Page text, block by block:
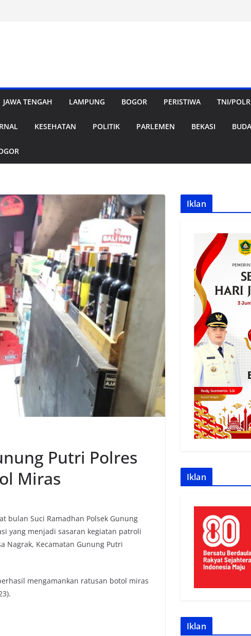
JAWA TENGAH LAMPUNG BOGOR PERISTIWA TNI/
KESEHATAN POLITIK PARLEMEN BEKASI
Putri Polres
Miras
bulan Suci Ramadhan Polsek Gunung
yang menjadi sasaran kegiatan patroli
Nagrak, Kecamatan Gunung Putri
mengamankan ratusan botol miras
Iklan
Iklan
Iklan